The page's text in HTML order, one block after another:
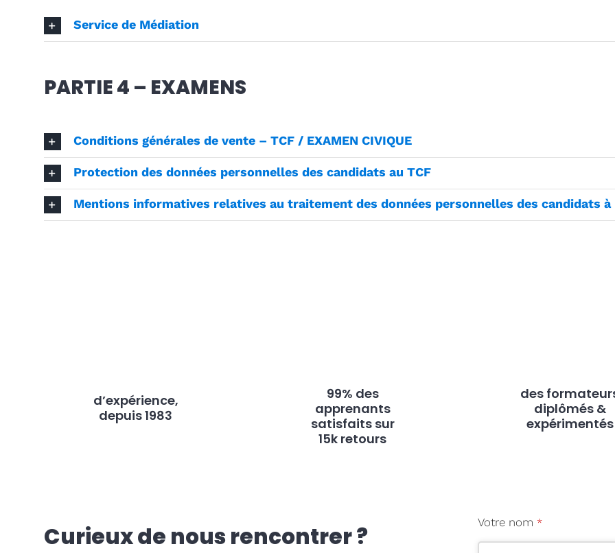
Service de Médiation
PARTIE 4 – EXAMENS
Conditions générales de vente – TCF / EXAMEN CIVIQUE
Protection des données personnelles des candidats au TCF
Mentions informatives relatives au traitement des données personnelles des candidats à
d’expérience,
depuis 1983
99% des
apprenants
satisfaits sur
15k retours
des
diplômés &
expérimentés
Curieux de nous rencontrer ? Votre nom *